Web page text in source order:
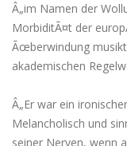
Â„im Namen der
MorbiditÃ¤t der
Ãœberwindung
akademischen
Â„Er war ein
Melancholisch und
seiner Nerven, wenn